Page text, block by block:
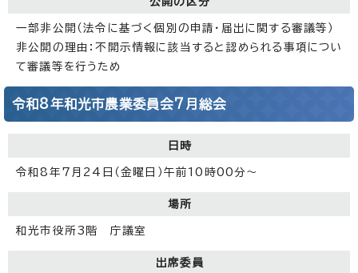
一部非公開（法令に基づく個別の申請・届出に関する審議等）
非公開の理由：不開示情報に該当すると認められる事項につい
て審議等を行うため
令和8年和光市農業委員会7月総会
日時
令和8年7月24日（金曜日）午前10時00分～
場所
和光市役所3階 庁議室
出席委員